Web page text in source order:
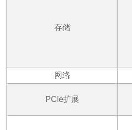
存储
网络
PCIe扩展